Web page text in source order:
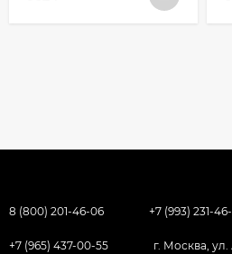
8 (800) 201-46-06 +7 (993) 231-
+7 (965) 437-00-55 г. Москва, ул.